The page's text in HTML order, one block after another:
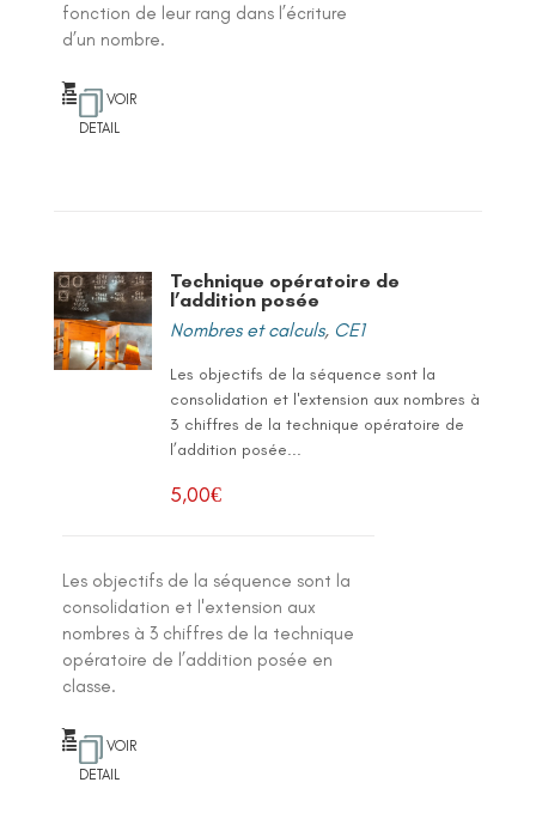
fonction de leur rang dans l’écriture
d’un nombre.
VOIR
DETAIL
Technique opératoire de
l’addition posée
Nombres et calculs, CE1
Les objectifs de la séquence sont la
consolidation et l'extension aux nombres à
3 chiffres de la technique opératoire de
l’addition posée...
5,00€
Les objectifs de la séquence sont la
consolidation et l'extension aux
nombres à 3 chiffres de la technique
opératoire de l’addition posée en
classe.
VOIR
DETAIL